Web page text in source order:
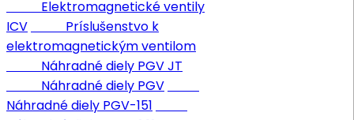
Elektromagnetické ventily
ICV
Príslušenstvo k
elektromagnetickým ventilom
Náhradné diely PGV JT
Náhradné diely PGV
Náhradné diely PGV-151